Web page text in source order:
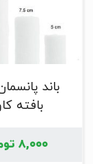
باند
بافته
۸,۰۰۰